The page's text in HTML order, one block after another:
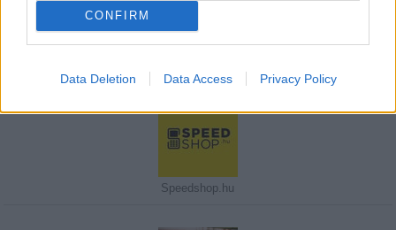
CONFIRM
Data Deletion Data Access Privacy Policy
Speedshop.hu